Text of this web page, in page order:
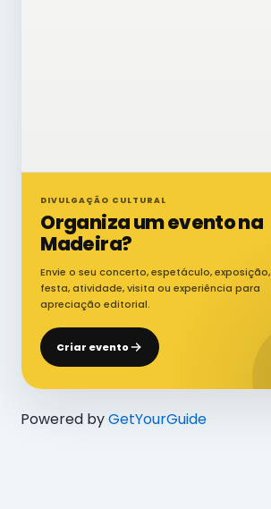
DIVULGAÇÃO CULTURAL
Organiza um evento na
Madeira?
Envie o seu concerto, espetáculo, exposição,
festa, atividade, visita ou experiência para
apreciação editorial.
Criar evento
Powered byGetYourGuide